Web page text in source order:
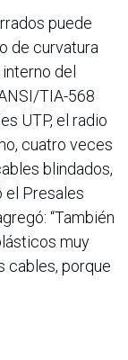
puede
de curvatura
del
TIA-568
UTP, el radio
cuatro veces
blindados,
el Presales
“También
muy
cables, porque